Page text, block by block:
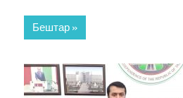
Бештар »